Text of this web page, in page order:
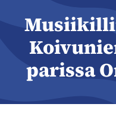
parissa